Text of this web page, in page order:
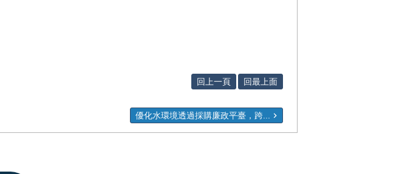
回上一頁 回最上面
優化水環境透過採購廉政平臺，跨...